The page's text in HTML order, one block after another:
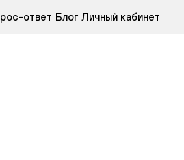
ответ Блог Личный кабинет